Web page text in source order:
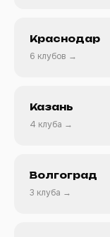
Краснодар
6 клубов →
Казань
4 клуба →
Волгоград
3 клуба →